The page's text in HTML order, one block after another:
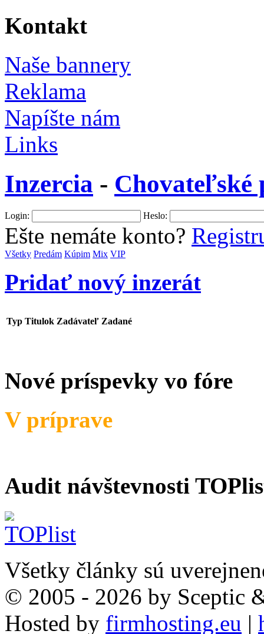
Kontakt
Naše bannery
Reklama
Napíšte nám
Links
Inzercia - Chovateľské
Login: Heslo:
Ešte nemáte konto?
Všetky Predám Kúpim Mix VIP
Pridať nový inzerát
Typ Titulok Zadávateľ Zadané
Nové príspevky vo fóre
V príprave
Audit návštevnosti
Všetky články sú
© 2005 - 2026 by Sceptic
Hosted by firmhosting.eu |